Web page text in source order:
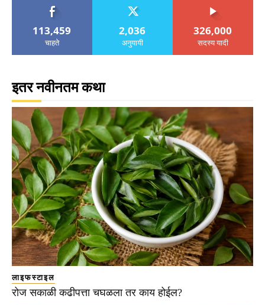
113,459
चाहते
2,036
अनुयायी
326,000
सदस्य यादी
इतर नवीनतम कथा
लाइफस्टाइल
रोज सकाळी कढीपत्ता चघळला तर काय होईल?